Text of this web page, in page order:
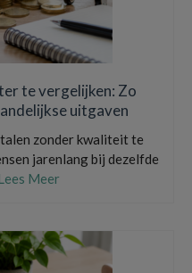
te vergelijken: Zo
uitgaven
zonder kwaliteit te
jarenlang bij dezelfde
Meer